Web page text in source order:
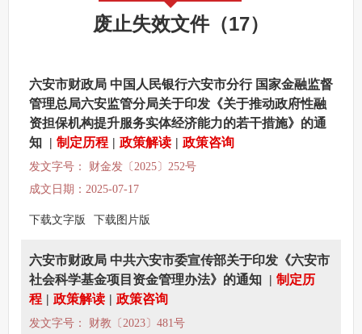
废止失效文件（17）
六安市财政局 中国人民银行六安市分行 国家金融监督
管理总局六安监管分局关于印发《关于推动政府性融
资担保机构提升服务实体经济能力的若干措施》的通
知 | 制定历程 | 政策解读 | 政策咨询
发文字号： 财金发〔2025〕252号
成文日期：2025-07-17
下载文字版 下载图片版
六安市财政局 中共六安市委宣传部关于印发《六安市
社会科学基金项目资金管理办法》的通知 | 制定历
程 | 政策解读 | 政策咨询
发文字号： 财教〔2023〕481号